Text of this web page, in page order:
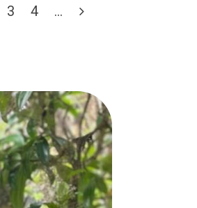
3 4 ...